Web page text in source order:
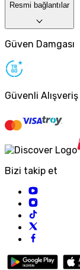
Resmi bağlantılar
Güven Damgası
Güvenli Alışveriş
Bizi takip et